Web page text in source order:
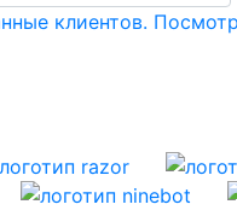
клиентов.